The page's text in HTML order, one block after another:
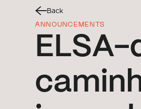
Back
ANNOUNCEMENTS
ELSA-